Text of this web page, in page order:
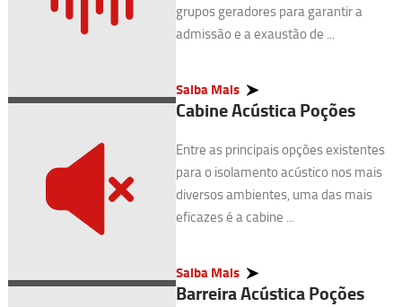
grupos geradores para garantir a
admissão e a exaustão de ...
Saiba Mais
Cabine Acústica Poções
Entre as principais opções existentes
para o isolamento acústico nos mais
diversos ambientes, uma das mais
eficazes é a cabine ...
Saiba Mais
Barreira Acústica Poções